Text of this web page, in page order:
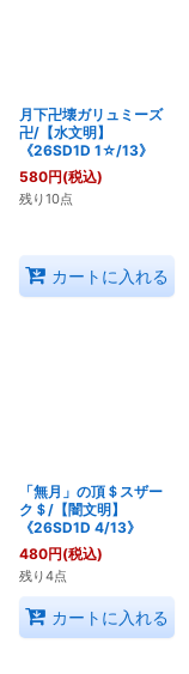
月下卍壊ガリュミーズ
卍/【水文明】
《26SD1D 1☆/13》
580円(税込)
残り10点
カートに入れる
「無月」の頂＄スザー
ク＄/【闇文明】
《26SD1D 4/13》
480円(税込)
残り4点
カートに入れる